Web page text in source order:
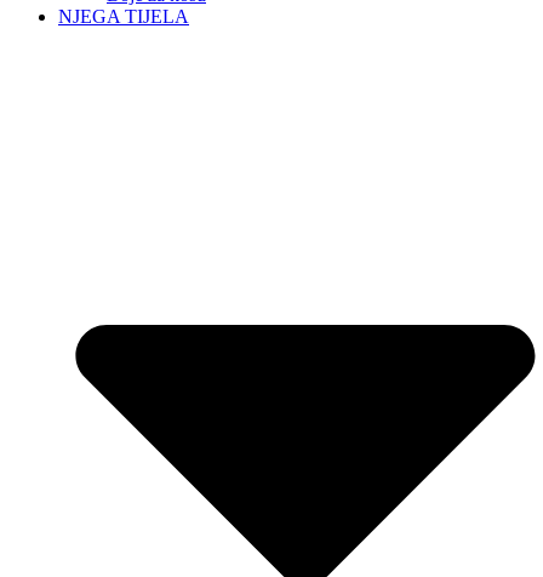
NJEGA TIJELA